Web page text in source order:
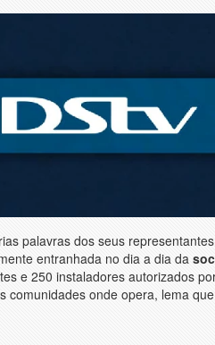
palavras dos seus
entranhada no dia a dia da
e 250 instaladores autorizados
comunidades onde opera, lema